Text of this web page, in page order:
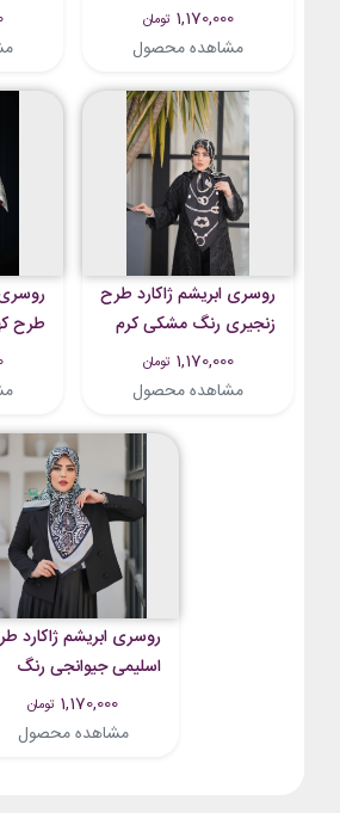
روشن تیره1,170,000 تومان
مشاهده محصول
روسری ابریشم ژاکارد طرح
زنجیری رنگ مشکی کرم
1,170,000 تومان
مشاهده محصول
روسری
طرح
روسری ابریشم ژاکارد
اسلیمی جیوانجی رنگ
مشکی طوسی
1,170,000 تومان
مشاهده محصول